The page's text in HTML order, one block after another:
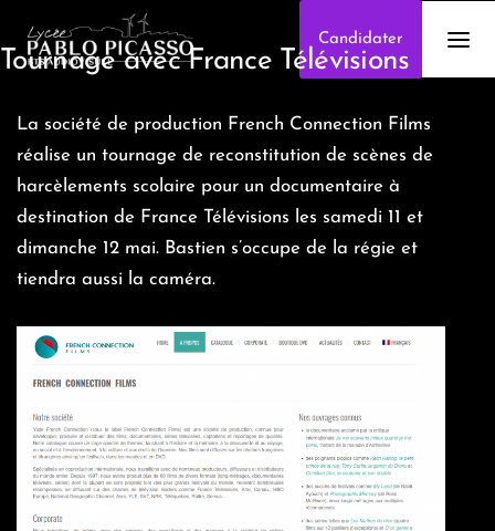
Candidater
Tournage avec France Télévisions
La société de production French Connection Films
réalise un tournage de reconstitution de scènes de
harcèlements scolaire pour un documentaire à
destination de France Télévisions les samedi 11 et
dimanche 12 mai. Bastien s’occupe de la régie et
tiendra aussi la caméra.